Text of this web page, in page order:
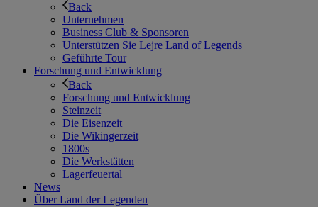
Back
Unternehmen
Business Club & Sponsoren
Unterstützen Sie Lejre Land of Legends
Geführte Tour
Forschung und Entwicklung
Back
Forschung und Entwicklung
Steinzeit
Die Eisenzeit
Die Wikingerzeit
1800s
Die Werkstätten
Lagerfeuertal
News
Über Land der Legenden